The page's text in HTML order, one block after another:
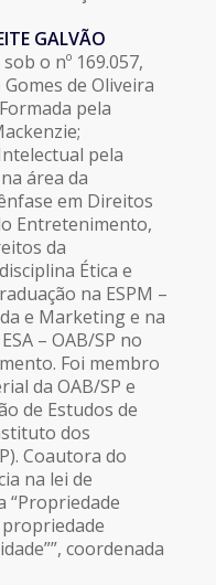
GALVÃO
o nº 169.057,
de Oliveira
pela
pela
área da
em Direitos
Entretenimento,
da
Ética e
na ESPM –
e Marketing e na
– OAB/SP no
Foi membro
da OAB/SP e
de Estudos de
dos
Coautora do
na lei de
“Propriedade
coordenada